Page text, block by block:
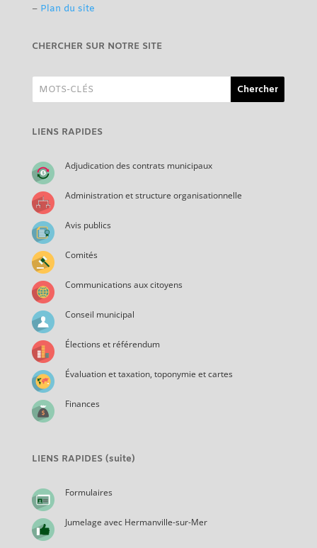
– Plan du site
CHERCHER SUR NOTRE SITE
LIENS RAPIDES
Adjudication des contrats municipaux
Administration et structure organisationnelle
Avis publics
Comités
Communications aux citoyens
Conseil municipal
Élections et référendum
Évaluation et taxation, toponymie et cartes
Finances
LIENS RAPIDES (suite)
Formulaires
Jumelage avec Hermanville-sur-Mer